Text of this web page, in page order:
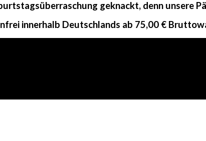
geknackt, denn unsere
innerhalb Deutschlands ab 75,00 €